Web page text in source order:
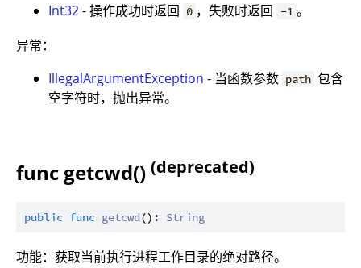
Int32- 操作成功时返回 0 ，失败时返回 -1 。
异常：
IllegalArgumentException - 当函数参数 path 包含
空字符时，抛出异常。
func getcwd() (deprecated)
public func getcwd(): String
功能：获取当前执行进程工作目录的绝对路径。